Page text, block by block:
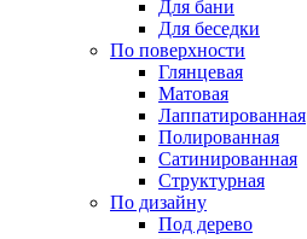
Для бани
Для беседки
По поверхности
Глянцевая
Матовая
Лаппатированная
Полированная
Сатинированная
Структурная
По дизайну
Под дерево